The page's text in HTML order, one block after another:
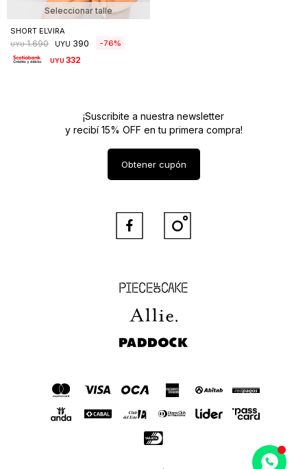
Seleccionar talle
SHORT ELVIRA
UYU 1.690 UYU 390 76
UYU332
Piece of Cake
Allie
Paddock
¡Suscribite a nuestra newsletter
y recibí 15% OFF en tu primera compra!
Obtener cupón
 